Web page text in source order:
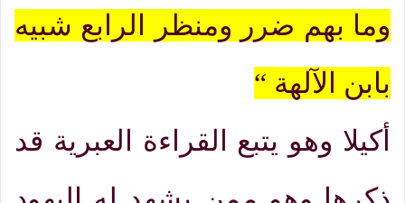
وما بهم ضرر ومنظر الرابع شبيه
بابن الآلهة “
أكيلا وهو يتبع القراءة العبرية قد